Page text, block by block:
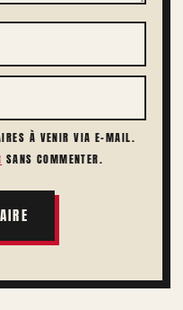
À VENIR VIA E-MAIL.
SANS COMMENTER.